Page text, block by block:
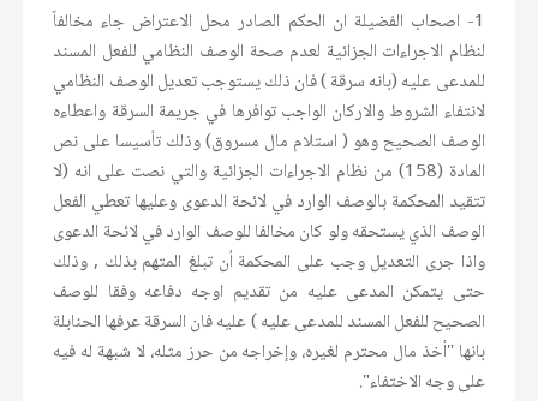
1- اصحاب الفضيلة ان الحكم الصادر محل الاعتراض جاء مخالفاً
لنظام الاجراءات الجزائية لعدم صحة الوصف النظامي للفعل المسند
للمدعى عليه (بانه سرقة ) فان ذلك يستوجب تعديل الوصف النظامي
لانتفاء الشروط والاركان الواجب توافرها في جريمة السرقة واعطاءه
الوصف الصحيح وهو ( استلام مال مسروق) وذلك تأسيسا على نص
المادة (158) من نظام الاجراءات الجزائية والتي نصت على انه (لا
تتقيد المحكمة بالوصف الوارد في لائحة الدعوى وعليها تعطي الفعل
الوصف الذي يستحقه ولو كان مخالفا للوصف الوارد في لائحة الدعوى
واذا جرى التعديل وجب على المحكمة أن تبلغ المتهم بذلك , وذلك
حتى يتمكن المدعى عليه من تقديم اوجه دفاعه وفقا للوصف
الصحيح للفعل المسند للمدعى عليه ) عليه فان السرقة عرفها الحنابلة
بانها "أخذ مال محترم لغيره، وإخراجه من حرز مثله، لا شبهة له فيه
على وجه الاختفاء".